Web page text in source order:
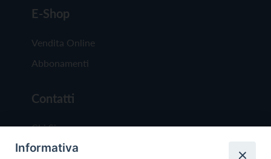
E-Shop
Vendita Online
Abbonamenti
Contatti
Chi Siamo
Redazione
Informativa